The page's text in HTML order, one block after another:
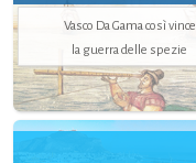
Vasco Da Gama così vince
la guerra delle spezie